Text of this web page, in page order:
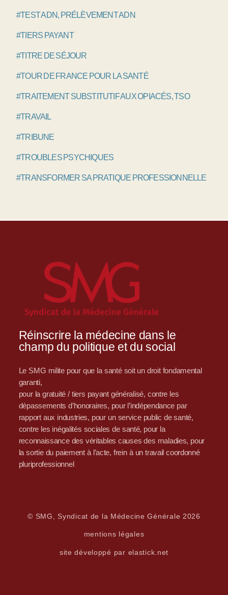
#TEST ADN, PRÉLÈVEMENT ADN
#TIERS PAYANT
#TITRE DE SÉJOUR
#TOUR DE FRANCE POUR LA SANTÉ
#TRAITEMENT SUBSTITUTIF AUX OPIACÉS, TSO
#TRAVAIL
#TRIBUNE
#TROUBLES PSYCHIQUES
#TRANSFORMER SA PRATIQUE PROFESSIONNELLE
Réinscrire la médecine dans le
champ du politique et du social
Le SMG milite pour que la santé soit un droit fondamental
garanti,
pour la gratuité / tiers payant généralisé, contre les
dépassements d’honoraires, pour l’indépendance par
rapport aux industries, pour un service public de santé,
contre les inégalités sociales de santé, pour la
reconnaissance des véritables causes des maladies, pour
la sortie du paiement à l’acte, frein à un travail coordonné
pluriprofessionnel
© SMG, Syndicat de la Médecine Générale 2026
mentions légales
site développé par elastick.net